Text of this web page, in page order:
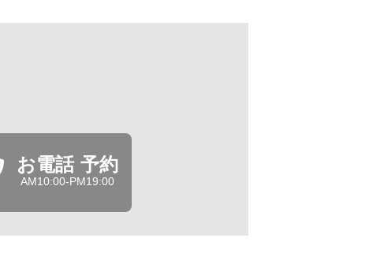
お電話 予約
AM10:00-PM19:00